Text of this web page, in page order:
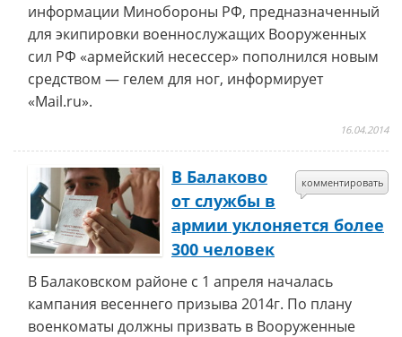
информации Минобороны РФ, предназначенный
для экипировки военнослужащих Вооруженных
сил РФ «армейский несессер» пополнился новым
средством — гелем для ног, информирует
«Mail.ru».
16.04.2014
комментировать
В Балаково
от службы в
армии уклоняется более
300 человек
В Балаковском районе с 1 апреля началась
кампания весеннего призыва 2014г. По плану
военкоматы должны призвать в Вооруженные